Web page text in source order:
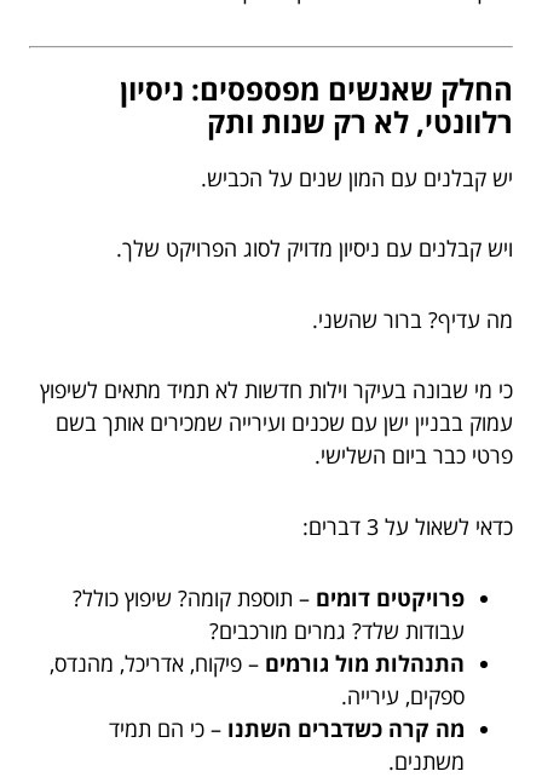
החלק שאנשים מפספסים: ניסיון
רלוונטי, לא רק שנות ותק
יש קבלנים עם המון שנים על הכביש.
ויש קבלנים עם ניסיון מדויק לסוג הפרויקט שלך.
מה עדיף? ברור שהשני.
כי מי שבונה בעיקר וילות חדשות לא תמיד מתאים לשיפוץ
עמוק בבניין ישן עם שכנים ועירייה שמכירים אותך בשם
פרטי כבר ביום השלישי.
כדאי לשאול על 3 דברים:
פרויקטים דומים – תוספת קומה? שיפוץ כולל?
עבודות שלד? גמרים מורכבים?
התנהלות מול גורמים – פיקוח, אדריכל, מהנדס,
ספקים, עירייה.
מה קרה כשדברים השתנו – כי הם תמיד
משתנים.